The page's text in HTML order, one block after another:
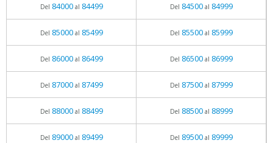
Del 84000al 84499 Del 84500al 84999
Del 85000al 85499 Del 85500al 85999
Del 86000al 86499 Del 86500al 86999
Del 87000al 87499 Del 87500al 87999
Del 88000al 88499 Del 88500al 88999
Del 89000al 89499 Del 89500al 89999